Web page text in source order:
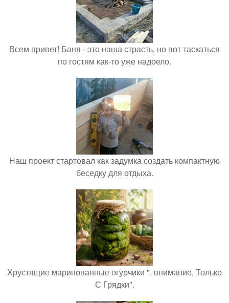
Всем привет! Баня - это наша страсть, но вот таскаться
по гостям как-то уже надоело.
Наш проект стартовал как задумка создать компактную
беседку для отдыха.
Хрустящие маринованные огурчики ", внимание, Только
С Грядки".